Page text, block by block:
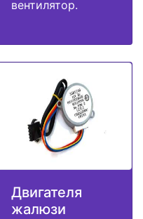
вентилятор.
Двигателя
жалюзи